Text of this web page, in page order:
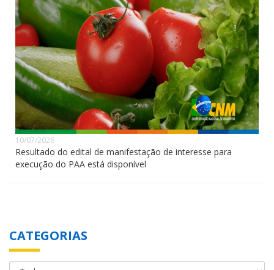
10/07/2026
Resultado do edital de manifestação de interesse para
execução do PAA está disponível
CATEGORIAS